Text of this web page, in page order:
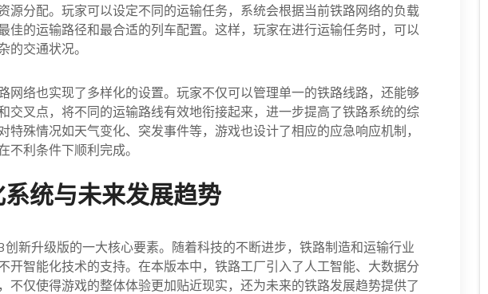
源分配。玩家可以设定不同的运输任务，系统会根据当前铁路网络的负载
佳的运输路径和最合适的列车配置。这样，玩家在进行运输任务时，可以
的交通状况。
网络也实现了多样化的设置。玩家不仅可以管理单一的铁路线路，还能够
交叉点，将不同的运输路线有效地衔接起来，进一步提高了铁路系统的综
特殊情况如天气变化、突发事件等，游戏也设计了相应的应急响应机制，
不利条件下顺利完成。
统与未来发展趋势
新升级版的一大核心要素。随着科技的不断进步，铁路制造和运输行业
开智能化技术的支持。在本版本中，铁路工厂引入了人工智能、大数据分
不仅使得游戏的整体体验更加贴近现实，还为未来的铁路发展趋势提供了